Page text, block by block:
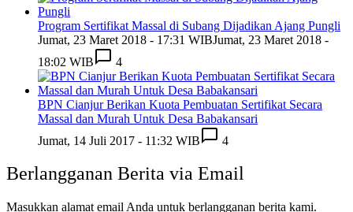
Program Sertifikat Massal di Subang Dijadikan Ajang Pungli
Jumat, 23 Maret 2018 - 17:31 WIBJumat, 23 Maret 2018 -
18:02 WIB
4
BPN Cianjur Berikan Kuota Pembuatan Sertifikat Secara
Massal dan Murah Untuk Desa Babakansari
Jumat, 14 Juli 2017 - 11:32 WIB
4
Berlangganan Berita via Email
Masukkan alamat email Anda untuk berlangganan berita kami.